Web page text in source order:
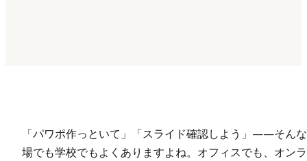
「パワポ作っといて」「スライド確認しよう」——そん
場でも学校でもよくありますよね。オフィスでも、オン